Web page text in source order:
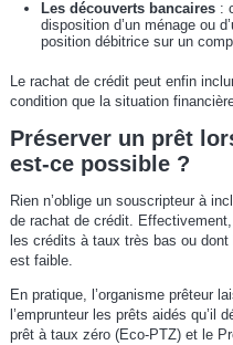
Les découverts bancaires:
disposition d’un ménage ou
position débitrice sur un
Le rachat de crédit peut enfin
condition que la situation
Préserver un prêt
est-ce possible ?
Rien n’oblige un souscripteur à
de rachat de crédit.
les crédits à taux très bas ou
est faible.
En pratique, l’organisme prêteur
l’emprunteur les prêts aidés qu’il
prêt à taux zéro (Eco-PTZ) et le